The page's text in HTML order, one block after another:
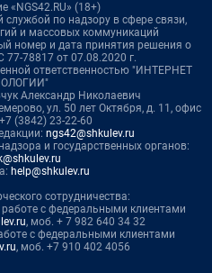
«NGS42.RU» (18+)
по надзору в сфере связи,
и массовых коммуникаций
номер и дата принятия решения о
78817 от 07.08.2020 г.
ответственностью "ИНТЕРНЕТ
Александр Николаевич
ул. 50 лет Октября, д. 11, офис
(3842) 23-22-60
ngs42@shkulev.ru
и государственных органов:
help@shkulev.ru
сотрудничества:
с федеральными клиентами
, моб. + 7 982 640 34 32
с федеральными клиентами
, моб. +7 910 402 4056